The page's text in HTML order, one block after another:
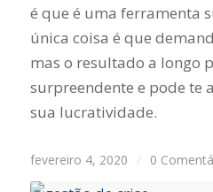
é que é uma ferramenta
única coisa é que
mas o resultado a longo
surpreendente e pode te
sua lucratividade.
fevereiro 4, 2020 / 0